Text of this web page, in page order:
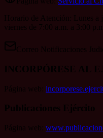
Horario de Atención: Lunes a
viernes de 7:00 a.m. a 3:00
Correo Notificaciones
INCORPÓRESE AL
Página web:
Publicaciones Ejército
Página web: